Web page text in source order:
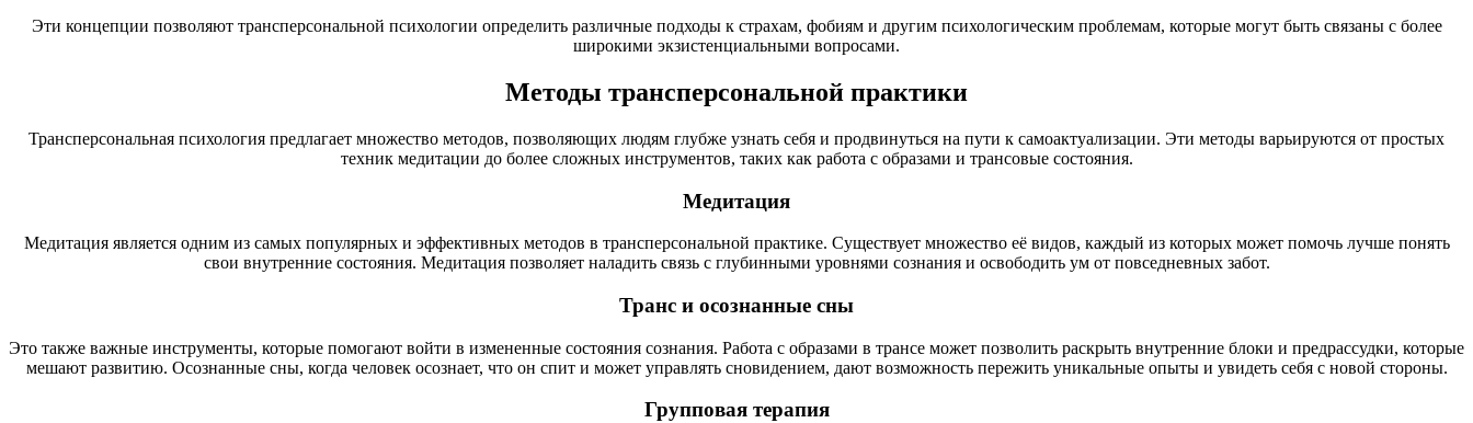
Эти концепции позволяют трансперсональной психологии определить различные подходы к страхам, фобиям и другим психологическим проблемам, которые могут быть связаны с более
широкими экзистенциальными вопросами.
Методы трансперсональной практики
Трансперсональная психология предлагает множество методов, позволяющих людям глубже узнать себя и продвинуться на пути к самоактуализации. Эти методы варьируются от простых
техник медитации до более сложных инструментов, таких как работа с образами и трансовые состояния.
Медитация
Медитация является одним из самых популярных и эффективных методов в трансперсональной практике. Существует множество её видов, каждый из которых может помочь лучше понять
свои внутренние состояния. Медитация позволяет наладить связь с глубинными уровнями сознания и освободить ум от повседневных забот.
Транс и осознанные сны
Это также важные инструменты, которые помогают войти в измененные состояния сознания. Работа с образами в трансе может позволить раскрыть внутренние блоки и предрассудки, которые
мешают развитию. Осознанные сны, когда человек осознает, что он спит и может управлять сновидением, дают возможность пережить уникальные опыты и увидеть себя с новой стороны.
Групповая терапия